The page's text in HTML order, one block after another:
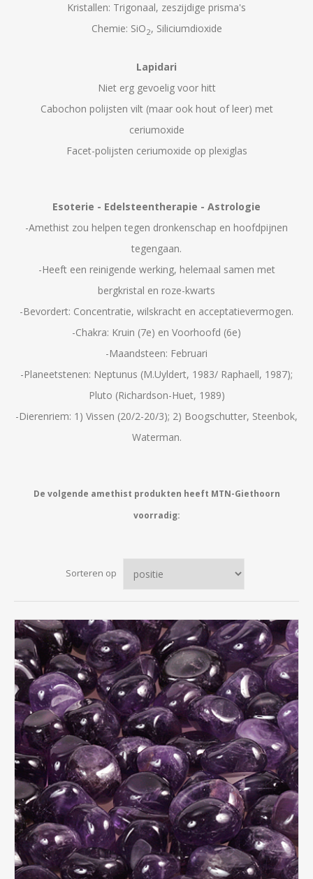
Kristallen: Trigonaal, zeszijdige prisma's
Chemie: SiO2, Siliciumdioxide
Lapidari
Niet erg gevoelig voor hitt
Cabochon polijsten vilt (maar ook hout of leer) met
ceriumoxide
Facet-polijsten ceriumoxide op plexiglas
Esoterie - Edelsteentherapie - Astrologie
-Amethist zou helpen tegen dronkenschap en hoofdpijnen
tegengaan.
-Heeft een reinigende werking, helemaal samen met
bergkristal en roze-kwarts
-Bevordert: Concentratie, wilskracht en acceptatievermogen.
-Chakra: Kruin (7e) en Voorhoofd (6e)
-Maandsteen: Februari
-Planeetstenen: Neptunus (M.Uyldert, 1983/ Raphaell, 1987);
Pluto (Richardson-Huet, 1989)
-Dierenriem: 1) Vissen (20/2-20/3); 2) Boogschutter, Steenbok,
Waterman.
De volgende amethist produkten heeft MTN-Giethoorn
voorradig:
Sorteren op